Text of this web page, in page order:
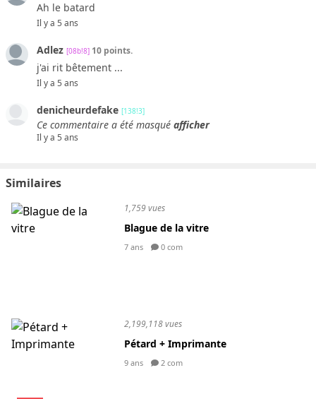
Ah le batard
Il y a 5 ans
Adlez [08b!8] 10 points.
j'ai rit bêtement ...
Il y a 5 ans
denicheurdefake [138!3]
Ce commentaire a été masqué afficher
Il y a 5 ans
Similaires
1,759 vues
Blague de la vitre
7 ans 0 com
2,199,118 vues
Pétard + Imprimante
9 ans 2 com